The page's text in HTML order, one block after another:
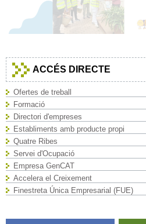
ACCÉS DIRECTE
Ofertes de treball
Formació
Directori d'empreses
Establiments amb producte propi
Quatre Ribes
Servei d'Ocupació
Empresa GenCAT
Accelera el Creixement
Finestreta Única Empresarial (FUE)